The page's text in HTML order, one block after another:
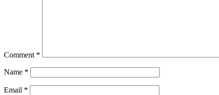
Comment *
Name *
Email *